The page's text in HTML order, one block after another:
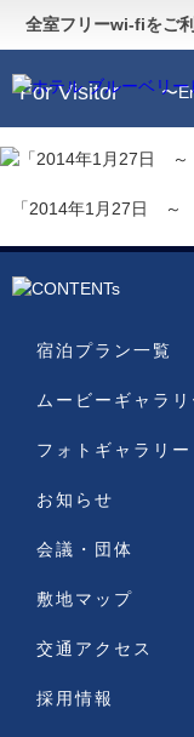
全室フリーwi-fiをご
Guide 〜
For Visitor 〜
「2014年1月27日
宿泊プラン一覧
ムービーギャラリ
フォトギャラリー
お知らせ
会議・団体
敷地マップ
交通アクセス
採用情報